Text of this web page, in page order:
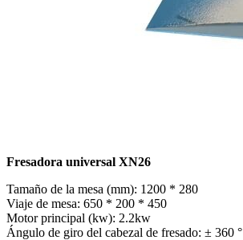
Fresadora universal XN26
Tamaño de la mesa (mm): 1200 * 280
Viaje de mesa: 650 * 200 * 450
Motor principal (kw): 2.2kw
Ángulo de giro del cabezal de fresado: ± 360 °